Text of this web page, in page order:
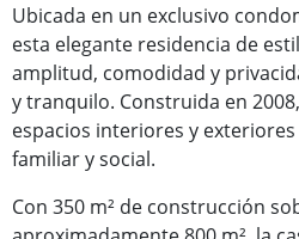
Ubicada en un exclusivo
esta elegante residencia de
amplitud, comodidad y
y tranquilo. Construida en
espacios interiores y
familiar y social.
Con 350 m² de construcción